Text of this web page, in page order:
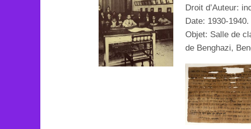
Droit d’Auteur:
Date: 1930-1940.
Objet: Salle de
de Benghazi,